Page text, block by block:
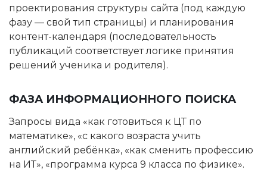
проектирования структуры сайта (под каждую
фазу — свой тип страницы) и планирования
контент-календаря (последовательность
публикаций соответствует логике принятия
решений ученика и родителя).
ФАЗА ИНФОРМАЦИОННОГО ПОИСКА
Запросы вида «как готовиться к ЦТ по
математике», «с какого возраста учить
английский ребёнка», «как сменить профессию
на ИТ», «программа курса 9 класса по физике».